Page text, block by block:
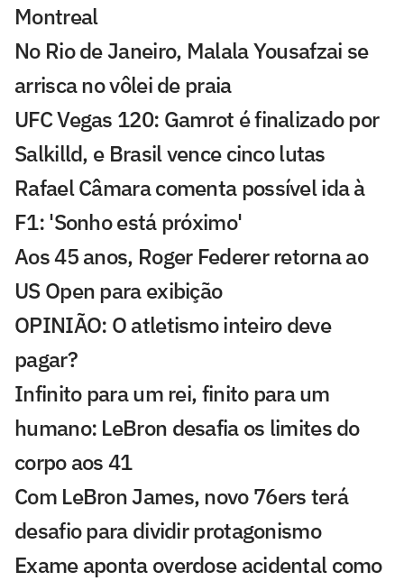
Montreal
No Rio de Janeiro, Malala Yousafzai se
arrisca no vôlei de praia
UFC Vegas 120: Gamrot é finalizado por
Salkilld, e Brasil vence cinco lutas
Rafael Câmara comenta possível ida à
F1: 'Sonho está próximo'
Aos 45 anos, Roger Federer retorna ao
US Open para exibição
OPINIÃO: O atletismo inteiro deve
pagar?
Infinito para um rei, finito para um
humano: LeBron desafia os limites do
corpo aos 41
Com LeBron James, novo 76ers terá
desafio para dividir protagonismo
Exame aponta overdose acidental como